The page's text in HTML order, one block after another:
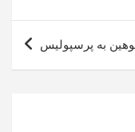
به پرسپولیس